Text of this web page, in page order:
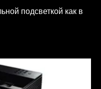
подсветкой как в